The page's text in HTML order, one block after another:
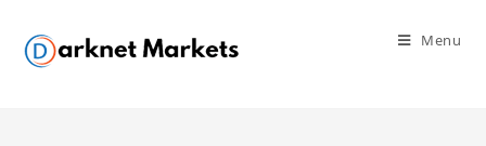
content
Menu